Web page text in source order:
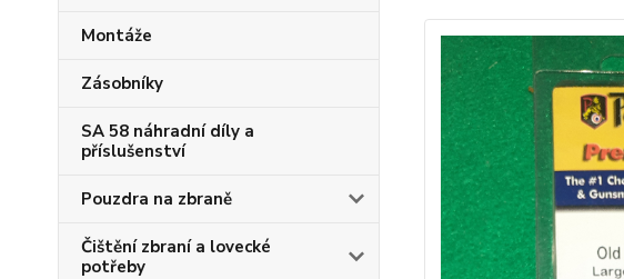
Montáže
Zásobníky
SA 58 náhradní díly a
příslušenství
Pouzdra na zbraně
Čištění zbraní a lovecké
potřeby